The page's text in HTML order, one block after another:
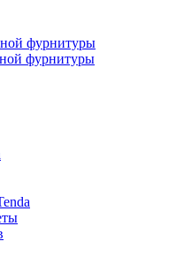
фурнитуры
фурнитуры